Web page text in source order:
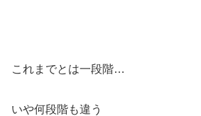
これまでとは一段階…
いや何段階も違う